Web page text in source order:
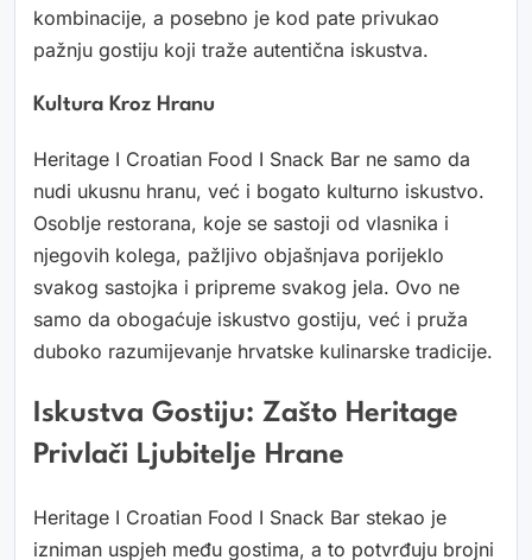
kombinacije, a posebno je kod pate privukao
pažnju gostiju koji traže autentična iskustva.
Kultura Kroz Hranu
Heritage I Croatian Food I Snack Bar ne samo da
nudi ukusnu hranu, već i bogato kulturno iskustvo.
Osoblje restorana, koje se sastoji od vlasnika i
njegovih kolega, pažljivo objašnjava porijeklo
svakog sastojka i pripreme svakog jela. Ovo ne
samo da obogaćuje iskustvo gostiju, već i pruža
duboko razumijevanje hrvatske kulinarske tradicije.
Iskustva Gostiju: Zašto Heritage
Privlači Ljubitelje Hrane
Heritage I Croatian Food I Snack Bar stekao je
izniman uspjeh među gostima, a to potvrđuju brojni